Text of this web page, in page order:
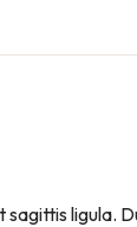
ligula.